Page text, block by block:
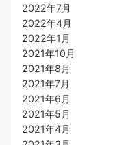
2022年7月
2022年4月
2022年1月
2021年10月
2021年8月
2021年7月
2021年6月
2021年5月
2021年4月